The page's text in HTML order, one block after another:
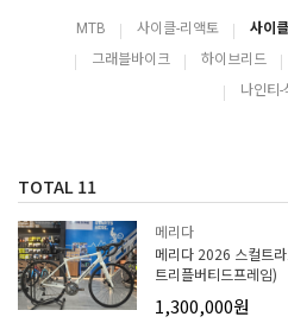
MTB 사이클-리액토 사이
그래블바이크
하이브리드
나인티-
TOTAL 11
메리다
메리다 2026 스컬트
트리플버티드프레임)
1,300,000원